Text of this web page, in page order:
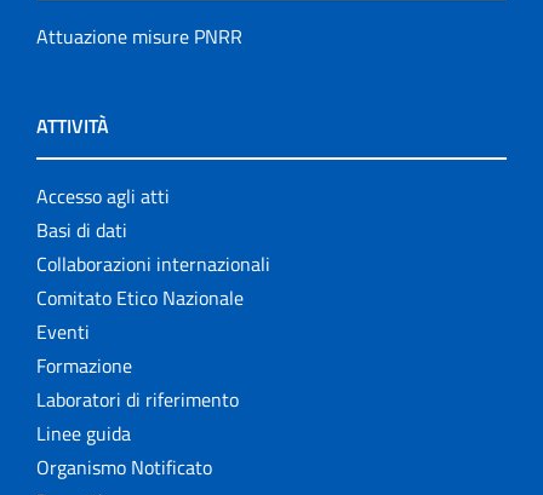
Attuazione misure PNRR
ATTIVITÀ
Accesso agli atti
Basi di dati
Collaborazioni internazionali
Comitato Etico Nazionale
Eventi
Formazione
Laboratori di riferimento
Linee guida
Organismo Notificato